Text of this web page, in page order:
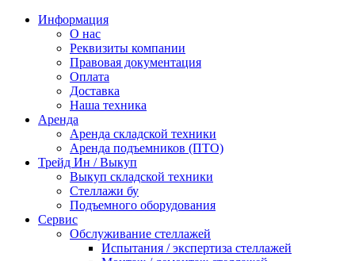
Информация
О нас
Реквизиты компании
Правовая документация
Оплата
Доставка
Наша техника
Аренда
Аренда складской техники
Аренда подъемников (ПТО)
Трейд Ин / Выкуп
Выкуп складской техники
Стеллажи бу
Подъемного оборудования
Сервис
Обслуживание стеллажей
Испытания / экспертиза стеллажей